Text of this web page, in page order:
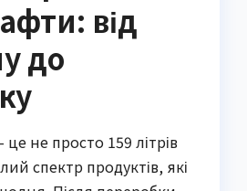
від
до
не просто 159 літрів
спектр продуктів, які